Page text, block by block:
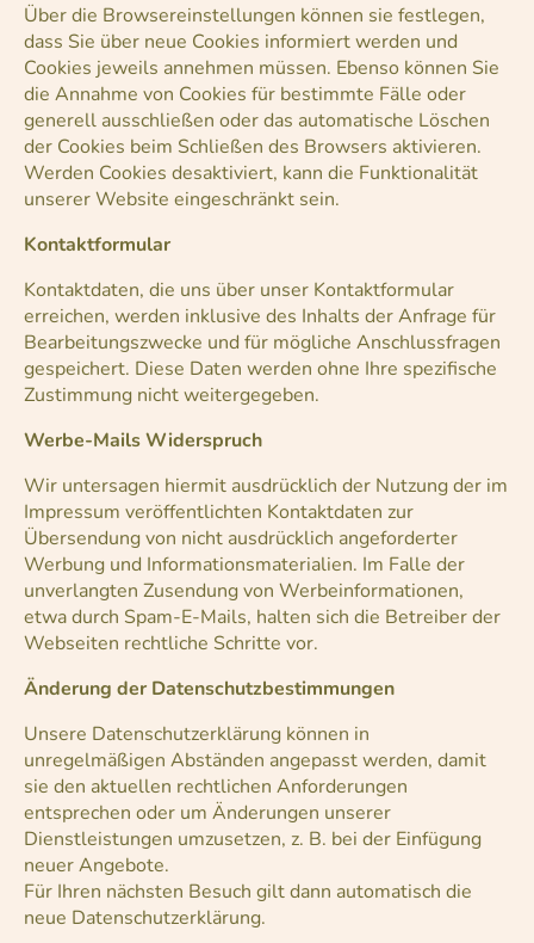
Über die Browsereinstellungen können sie festlegen,
dass Sie über neue Cookies informiert werden und
Cookies jeweils annehmen müssen. Ebenso können Sie
die Annahme von Cookies für bestimmte Fälle oder
generell ausschließen oder das automatische Löschen
der Cookies beim Schließen des Browsers aktivieren.
Werden Cookies desaktiviert, kann die Funktionalität
unserer Website eingeschränkt sein.
Kontaktformular
Kontaktdaten, die uns über unser Kontaktformular
erreichen, werden inklusive des Inhalts der Anfrage für
Bearbeitungszwecke und für mögliche Anschlussfragen
gespeichert. Diese Daten werden ohne Ihre spezifische
Zustimmung nicht weitergegeben.
Werbe-Mails Widerspruch
Wir untersagen hiermit ausdrücklich der Nutzung der im
Impressum veröffentlichten Kontaktdaten zur
Übersendung von nicht ausdrücklich angeforderter
Werbung und Informationsmaterialien. Im Falle der
unverlangten Zusendung von Werbeinformationen,
etwa durch Spam-E-Mails, halten sich die Betreiber der
Webseiten rechtliche Schritte vor.
Änderung der Datenschutzbestimmungen
Unsere Datenschutzerklärung können in
unregelmäßigen Abständen angepasst werden, damit
sie den aktuellen rechtlichen Anforderungen
entsprechen oder um Änderungen unserer
Dienstleistungen umzusetzen, z. B. bei der Einfügung
neuer Angebote.
Für Ihren nächsten Besuch gilt dann automatisch die
neue Datenschutzerklärung.